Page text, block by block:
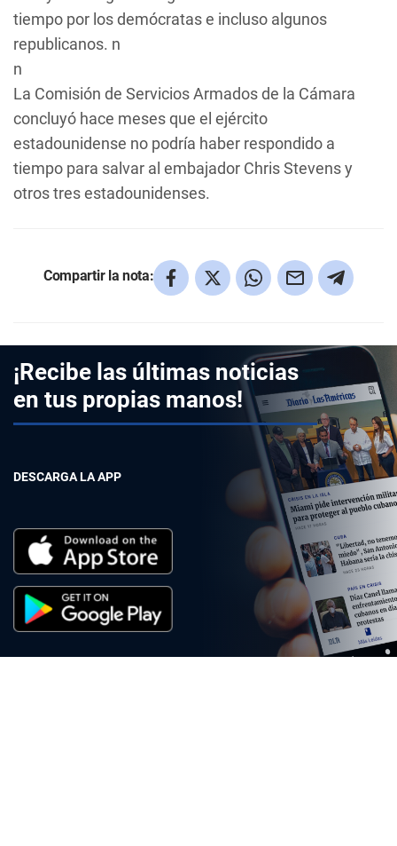
tiempo por los demócratas e incluso algunos
republicanos. n
n
La Comisión de Servicios Armados de la Cámara
concluyó hace meses que el ejército
estadounidense no podría haber respondido a
tiempo para salvar al embajador Chris Stevens y
otros tres estadounidenses.
Compartir la nota:
¡Recibe las últimas noticias
en tus propias manos!
DESCARGA LA APP